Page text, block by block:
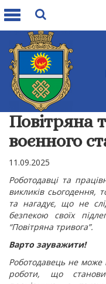
Toggle
Повітряна
воєнного
11.09.2025
Роботодавці та
викликів сьогодення,
та нагадує, що не
безпекою своїх
“Повітряна тривога”.
Варто зауважити!
Роботодавець не може
роботи, що